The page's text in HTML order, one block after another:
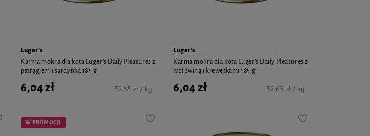
Luger's
Karma mokra dla kota Luger's Daily Pleasures z
pstrągiem i sardynką 185 g
6,04 zł 32,65 zł / kg
Luger's
Karma mokra dla kota Luger's Daily Pleasures z
wołowiną i krewetkami 185 g
6,04 zł 32,65 zł / kg
W PROMOCJI